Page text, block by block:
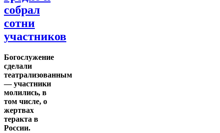
собрал
сотни
участников
Богослужение
сделали
театрализованным
— участники
молились, в
том числе, о
жертвах
теракта в
России.